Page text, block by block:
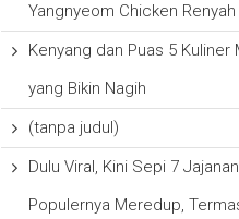
Yangnyeom Chicken
Kenyang dan Puas 5 Kuliner
yang Bikin Nagih
(tanpa judul)
Dulu Viral, Kini Sepi 7
Populernya Meredup,